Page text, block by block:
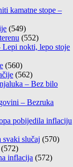
kamatne stope –
(549)
(552)
nokti, lepo stoje
(560)
(562)
– Bez bilo
– Bezruka
pobijedila inflaciju
svaki slučaj (570)
(572)
inflacija (572)